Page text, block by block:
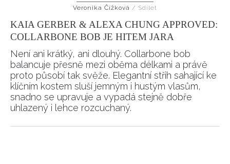
Veronika Čížková / Sdílet
KAIA GERBER & ALEXA CHUNG APPROVED:
COLLARBONE BOB JE HITEM JARA
Není ani krátký, ani dlouhý. Collarbone bob
balancuje přesně mezi oběma délkami a právě
proto působí tak svěže. Elegantní střih sahající ke
klíčním kostem sluší jemným i hustým vlasům,
snadno se upravuje a vypadá stejně dobře
uhlazený i lehce rozcuchaný.